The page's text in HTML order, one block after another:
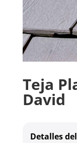
Teja
David
Detalles